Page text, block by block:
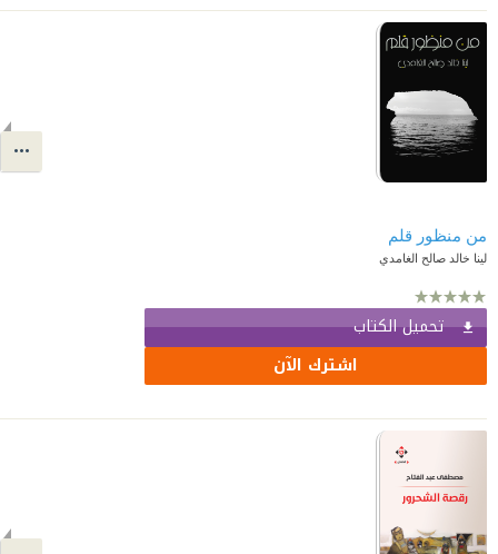
من منظور قلم
لينا خالد صالح الغامدي
تحميل الكتاب
اشترك الآن